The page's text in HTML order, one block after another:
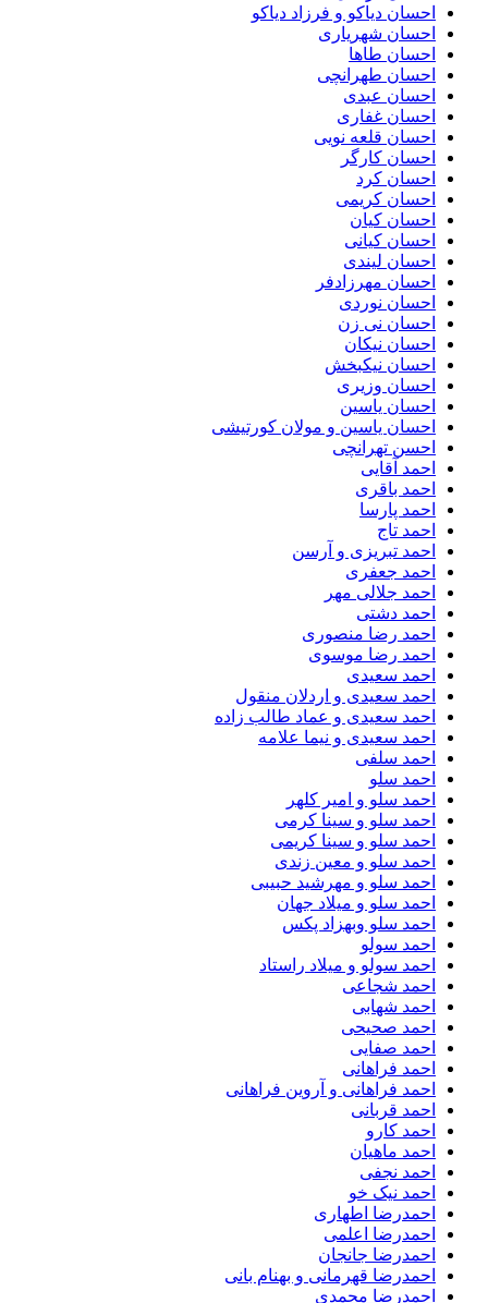
احسان دیاکو و فرزاد دیاکو
احسان شهریاری
احسان طاها
احسان طهرانچی
احسان عبدی
احسان غفاری
احسان قلعه نویی
احسان کارگر
احسان کرد
احسان کریمی
احسان کیان
احسان کیانی
احسان لیندی
احسان مهرزادفر
احسان نوردی
احسان نی زن
احسان نیکان
احسان نیکبخش
احسان وزیری
احسان یاسین
احسان یاسین و مولان کورتیشی
احسن تهرانچی
احمد آقایی
احمد باقری
احمد پارسا
احمد تاج
احمد تبریزی و آرسن
احمد جعفری
احمد جلالی مهر
احمد دشتی
احمد رضا منصوری
احمد رضا موسوی
احمد سعیدی
احمد سعیدی و اردلان منقول
احمد سعیدی و عماد طالب زاده
احمد سعیدی و نیما علامه
احمد سلفی
احمد سلو
احمد سلو و امیر کلهر
احمد سلو و سینا کرمی
احمد سلو و سینا کریمی
احمد سلو و معین زندی
احمد سلو و مهرشید حبیبی
احمد سلو و میلاد جهان
احمد سلو وبهزاد پکس
احمد سولو
احمد سولو و میلاد راستاد
احمد شجاعی
احمد شهابی
احمد صحیحی
احمد صفایی
احمد فراهانی
احمد فراهانی و آروین فراهانی
احمد قربانی
احمد کارو
احمد ماهیان
احمد نجفی
احمد نیک خو
احمدرضا اطهاری
احمدرضا اعلمی
احمدرضا جانجان
احمدرضا قهرمانی و بهنام بانی
احمدرضا محمدی